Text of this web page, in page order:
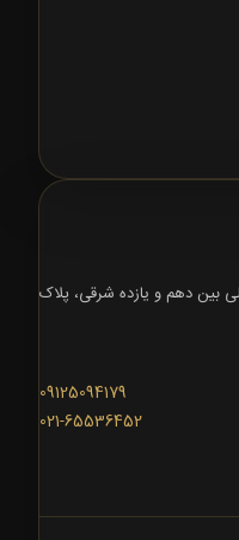
فاز 1، بلوار دنیامالی بین دهم و یازده شرقی، پلاک
09125094179
021-65536452